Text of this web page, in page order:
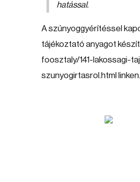
hatással.
A szúnyoggyérítéssel
tájékoztató anyagot
foosztaly/141-lakossagi-
szunyogirtasrol.html linken.